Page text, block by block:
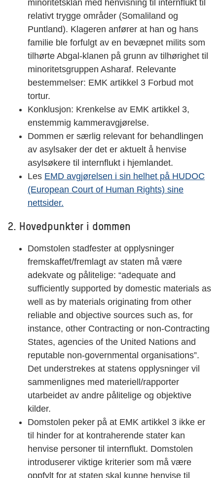
minoritetsklan med henvisning til internflukt til
relativt trygge områder (Somaliland og
Puntland). Klageren anfører at han og hans
familie ble forfulgt av en bevæpnet milits som
tilhørte Abgal-klanen på grunn av tilhørighet til
minoritetsgruppen Asharaf. Relevante
bestemmelser: EMK artikkel 3 Forbud mot
tortur.
Konklusjon: Krenkelse av EMK artikkel 3,
enstemmig kammeravgjørelse.
Dommen er særlig relevant for behandlingen
av asylsaker der det er aktuelt å henvise
asylsøkere til internflukt i hjemlandet.
Les EMD avgjørelsen i sin helhet på HUDOC
(European Court of Human Rights) sine
nettsider.
2. Hovedpunkter i dommen
Domstolen stadfester at opplysninger
fremskaffet/fremlagt av staten må være
adekvate og pålitelige: “adequate and
sufficiently supported by domestic materials as
well as by materials originating from other
reliable and objective sources such as, for
instance, other Contracting or non-Contracting
States, agencies of the United Nations and
reputable non-governmental organisations”.
Det understrekes at statens opplysninger vil
sammenlignes med materiell/rapporter
utarbeidet av andre pålitelige og objektive
kilder.
Domstolen peker på at EMK artikkel 3 ikke er
til hinder for at kontraherende stater kan
henvise personer til internflukt. Domstolen
introduserer viktige kriterier som må være
oppfylt for at staten skal kunne henvise til